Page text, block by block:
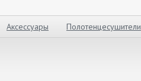
Аксессуары Полотенцесушители